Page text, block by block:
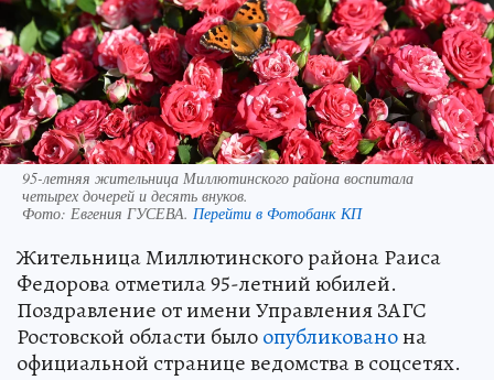
95-летняя жительница Миллютинского района воспитала
четырех дочерей и десять внуков.
Фото: Евгения ГУСЕВА. Перейти в Фотобанк КП
Жительница Миллютинского района Раиса
Федорова отметила 95-летний юбилей.
Поздравление от имени Управления ЗАГС
Ростовской области былоопубликованона
официальной странице ведомства в соцсетях.